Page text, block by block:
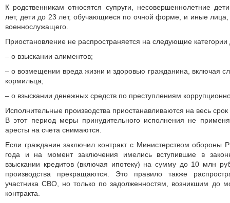
К родственникам относятся супруги, несовершеннолетние
лет, дети до 23 лет, обучающиеся по очной форме, и иные
военнослужащего.
Приостановление не распространяется на следующие категории
– о взыскании алиментов;
– о возмещении вреда жизни и здоровью гражданина, включая
кормильца;
– о взыскании денежных средств по преступлениям
Исполнительные производства приостанавливаются на весь
В этот период меры принудительного исполнения не
аресты на счета снимаются.
Если гражданин заключил контракт с Министерством
года и на момент заключения имелись вступившие в
взыскании кредитов (включая ипотеку) на сумму до 10 млн
производства прекращаются. Это правило также
участника СВО, но только по задолженностям, возникшим до
контракта.